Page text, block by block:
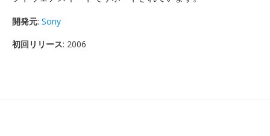
開発元: Sony
初回リリース: 2006